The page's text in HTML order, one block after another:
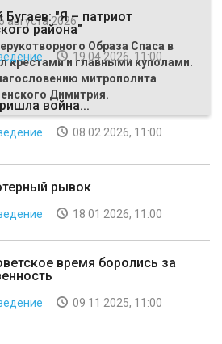
августа 2026
Образа Спаса в
крестами и главными куполами.
митрополита
Димитрия.
Бугаев: "Я – патриот
района"
19 04 2026, 11:00
война...
08 02 2026, 11:00
рывок
18 01 2026, 11:00
время боролись за
09 11 2025, 11:00